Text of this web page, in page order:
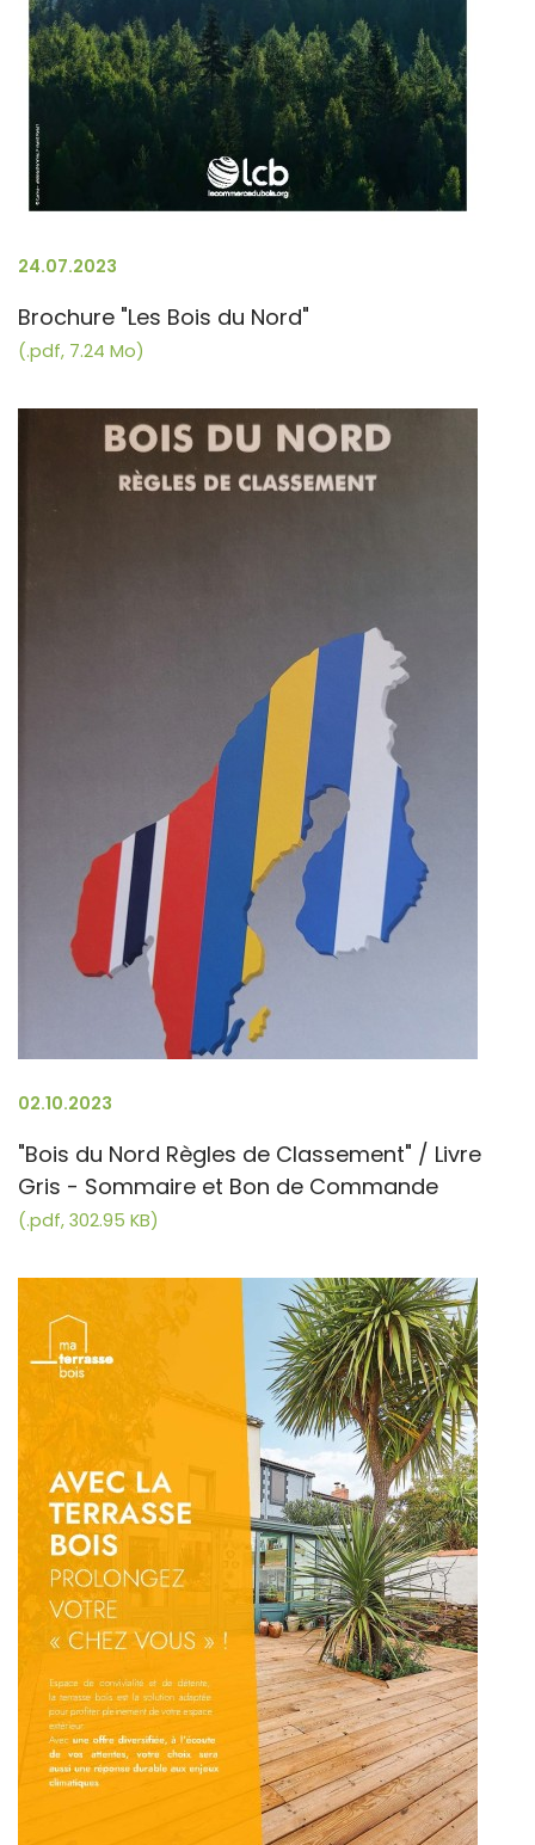
24.07.2023
Brochure "Les Bois du Nord"
(.pdf, 7.24 Mo)
02.10.2023
"Bois du Nord Règles de Classement" / Livre
Gris - Sommaire et Bon de Commande
(.pdf, 302.95 KB)